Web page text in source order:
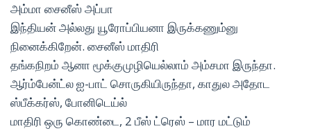
அம்மா சைனீஸ் அப்பா
இந்தியன் அல்லது யூரோப்பியனா இருக்கணும்னு
நினைக்கிறேன். சைனீஸ் மாதிரி
தங்கநிறம் ஆனா மூக்குமுழியெல்லாம் அம்சமா இருந்தா.
ஆர்ம்பேன்ட்ல ஐ-பாட் சொருகியிருந்தா, காதுல அதோட
ஸ்பீக்கர்ஸ், போனிடெய்ல்
மாதிரி ஒரு கொண்டை, 2 பீஸ் ட்ரெஸ் – மார மட்டும்